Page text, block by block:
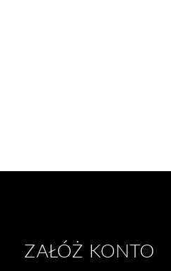
ZAŁÓŻ KONTO